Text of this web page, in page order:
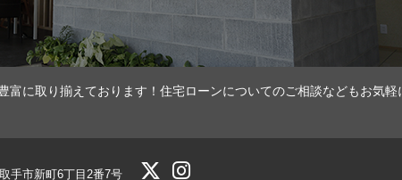
に取り揃えております！住宅ローンについてのご相談などもお気
手市新町6丁目2番7号